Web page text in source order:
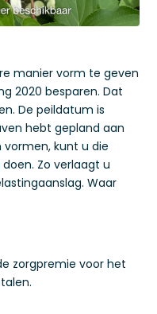
manier vorm te geven
2020 besparen. Dat
De peildatum is
hebt gepland aan
kunt u die
Zo verlaagt u
Waar
zorgpremie voor het